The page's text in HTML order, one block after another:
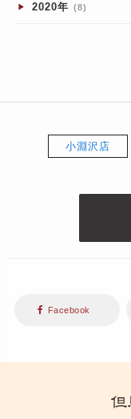
2020年 (8)
小淵沢店
Facebook